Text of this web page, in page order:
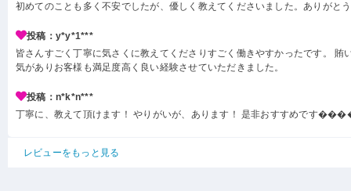
初めてのことも多く不安でしたが、優しく教えてくださいました。ありがと
投稿：y*y*1***
皆さんすごく丁寧に気さくに教えてくださりすごく働きやすかったです。 賄
気がありお客様も満足度高く良い経験させていただきました。
投稿：n*k*n***
丁寧に、教えて頂けます！ やりがいが、あります！ 是非おすすめです
レビューをもっと見る